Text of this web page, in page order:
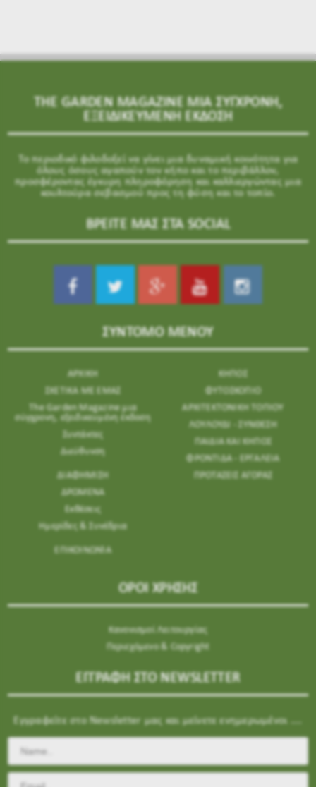
THE GARDEN MAGAZINE ΜΙΑ ΣΥΓΧΡΟΝΗ,
ΕΞΕΙΔΙΚΕΥΜΕΝΗ ΕΚΔΟΣΗ
Το περιοδικό φιλοδοξεί να γίνει μια δυναμική κοινότητα για
όλους όσους αγαπούν τον κήπο και το περιβάλλον,
προσφέροντας έγκυρη πληροφόρηση και καλλιεργώντας μια
κουλτούρα σεβασμού προς τη φύση και το τοπίο.
ΒΡΕΙΤΕ ΜΑΣ ΣΤΑ SOCIAL
ΣΥΝΤΟΜΟ ΜΕΝΟΥ
ΑΡΧΙΚΗ
ΣΧΕΤΙΚΑ ΜΕ ΕΜΑΣ
The Garden Magazine μια
σύγχρονη, εξειδικευμένη έκδοση
Συντάκτες
Διεύθυνση
ΔΙΑΦΗΜΙΣΗ
ΔΡΩΜΕΝΑ
Εκθέσεις
Ημερίδες & Συνέδρια
ΕΠΙΚΟΙΝΩΝΊΑ
ΚΗΠΟΣ
ΦΥΤΟΣΚΟΠΙΟ
ΑΡΧΙΤΕΚΤΟΝΙΚΗ ΤΟΠΙΟΥ
ΛΟΥΛΟΥΔΙ - ΣΥΝΘΕΣΗ
ΠΑΙΔΙΑ ΚΑΙ ΚΗΠΟΣ
ΦΡΟΝΤΙΔΑ - ΕΡΓΑΛΕΙΑ
ΠΡΟΤΑΣΕΙΣ ΑΓΟΡΑΣ
ΟΡΟΙ ΧΡΗΣΗΣ
Κανονισμοί Λειτουργίας
Περιεχόμενο & Copyright
ΕΓΓΡΑΦΗ ΣΤΟ NEWSLETTER
Εγγραφείτε στο Newsletter μας και μείνετε ενημερωμένοι ....